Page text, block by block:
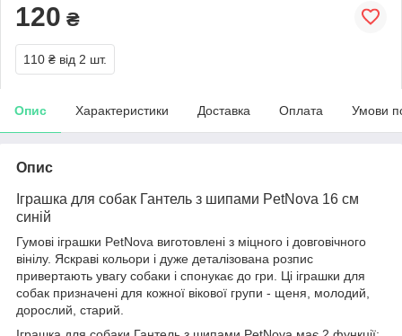
120 ₴
110 ₴ від 2 шт.
Опис Характеристики Доставка Оплата Умови
Опис
Іграшка для собак Гантель з шипами PetNova 16 см
синій
Гумові іграшки PetNova виготовлені з міцного і довговічного
вінілу. Яскраві кольори і дуже деталізована розпис
привертають увагу собаки і спонукає до гри. Ці іграшки для
собак призначені для кожної вікової групи - щеня, молодий,
дорослий, старий.